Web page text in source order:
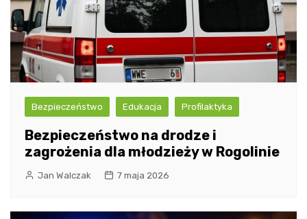
Bezpieczeństwo Edukacja Profilaktyka
Bezpieczeństwo na drodze i
zagrożenia dla młodzieży w Rogolinie
Jan Walczak 7 maja 2026